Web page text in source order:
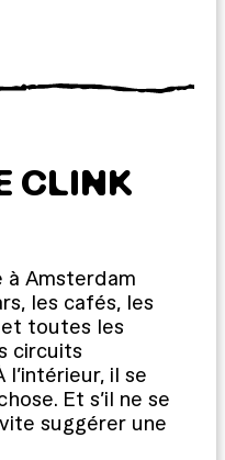
CLINK
Amsterdam
les cafés, les
et toutes les
circuits
il se
Et s’il ne se
suggérer une